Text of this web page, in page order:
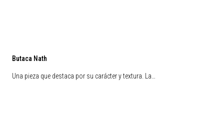
Butaca Nath
Una pieza que destaca por su carácter y textura. La…